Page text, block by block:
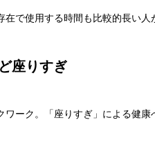
在で使用する時間も比較的長い人
座りすぎ
ワーク。「座りすぎ」による健